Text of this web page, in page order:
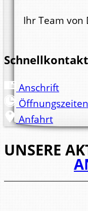
Ihr Team von
Anschrift
Öffnungs­zeiten
Anfahrt
UNSERE